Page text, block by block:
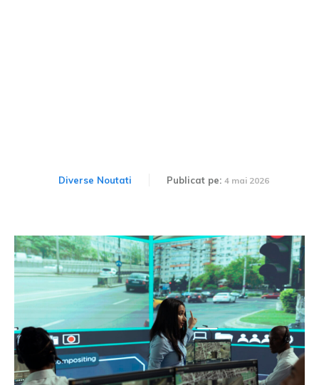
Diverse Noutati Publicat pe: 4 mai 2026